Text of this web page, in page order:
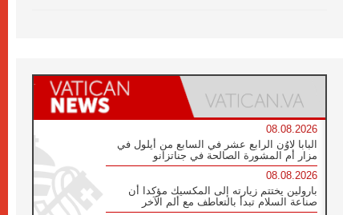
08.08.2026
البابا لاوُن الرابع عشر في السابع من أيلول في
مزار أم المشورة الصالحة في جناتزانو
08.08.2026
بارولين يختتم زيارته إلى المكسيك مؤكدا أن
صناعة السلام تبدأ بالتعاطف مع ألم الآخر